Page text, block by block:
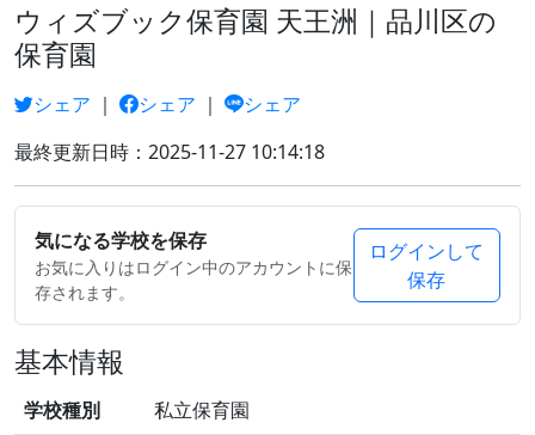
ウィズブック保育園 天王洲｜品川区の
保育園
シェア ｜ シェア ｜
シェア
最終更新日時：2025-11-27 10:14:18
気になる学校を保存
お気に入りはログイン中のアカウントに保
存されます。
ログインして
保存
基本情報
学校種別
私立保育園